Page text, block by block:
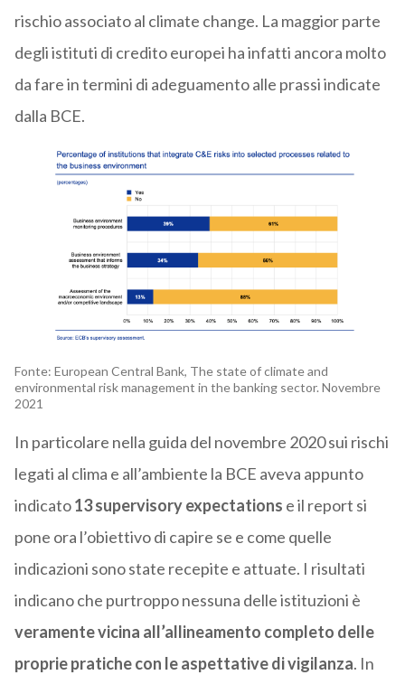
rischio associato al climate change. La maggior parte
degli istituti di credito europei ha infatti ancora molto
da fare in termini di adeguamento alle prassi indicate
dalla BCE.
Fonte: European Central Bank, The state of climate and
environmental risk management in the banking sector. Novembre
2021
In particolare nella guida del novembre 2020 sui rischi
legati al clima e all’ambiente la BCE aveva appunto
indicato13 supervisory expectations e il report si
pone ora l’obiettivo di capire se e come quelle
indicazioni sono state recepite e attuate. I risultati
indicano che purtroppo nessuna delle istituzioni è
veramente vicina all’allineamento completo delle
proprie pratiche con le aspettative di vigilanza. In